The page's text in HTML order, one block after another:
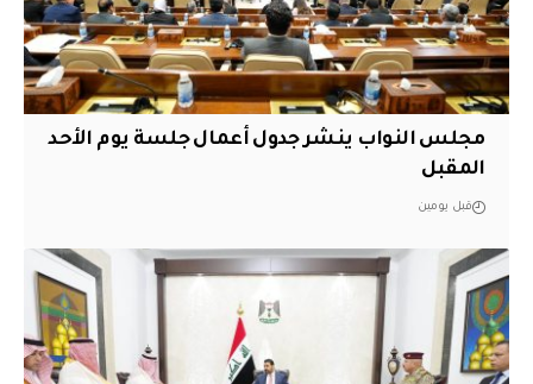
مجلس النواب ينشر جدول أعمال جلسة يوم الأحد
المقبل
قبل يومين